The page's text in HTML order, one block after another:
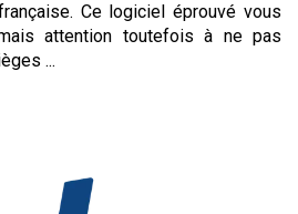
Ce logiciel éprouvé vous
attention toutefois à ne pas
...